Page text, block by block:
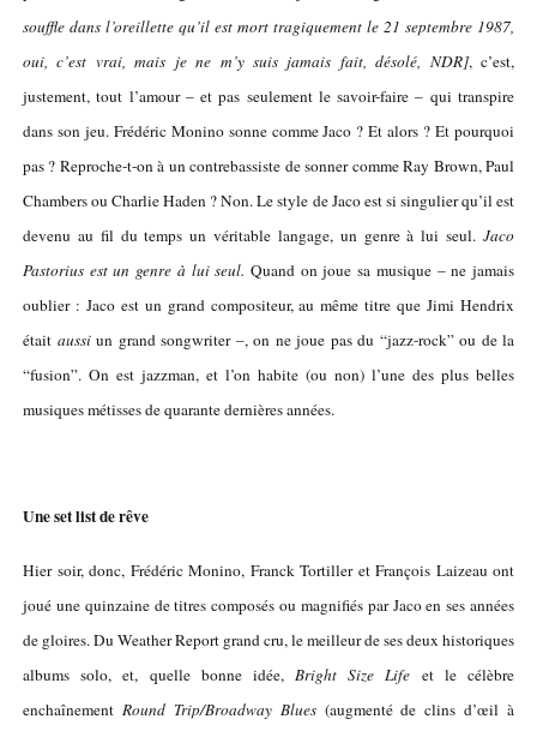
souffle dans l’oreillette qu’il est mort tragiquement le 21 septembre 1987,
oui, c’est vrai, mais je ne m’y suis jamais fait, désolé, NDR], c’est,
justement, tout l’amour – et pas seulement le savoir-faire – qui transpire
dans son jeu. Frédéric Monino sonne comme Jaco ? Et alors ? Et pourquoi
pas ? Reproche-t-on à un contrebassiste de sonner comme Ray Brown, Paul
Chambers ou Charlie Haden ? Non. Le style de Jaco est si singulier qu’il est
devenu au fil du temps un véritable langage, un genre à lui seul. Jaco
Pastorius est un genre à lui seul. Quand on joue sa musique – ne jamais
oublier : Jaco est un grand compositeur, au même titre que Jimi Hendrix
était aussi un grand songwriter –, on ne joue pas du “jazz-rock” ou de la
“fusion”. On est jazzman, et l’on habite (ou non) l’une des plus belles
musiques métisses de quarante dernières années.
Une set list de rêve
Hier soir, donc, Frédéric Monino, Franck Tortiller et François Laizeau ont
joué une quinzaine de titres composés ou magnifiés par Jaco en ses années
de gloires. Du Weather Report grand cru, le meilleur de ses deux historiques
albums solo, et, quelle bonne idée,Bright Size Life et le célèbre
enchaînement Round Trip/Broadway Blues(augmenté de clins d’œil à